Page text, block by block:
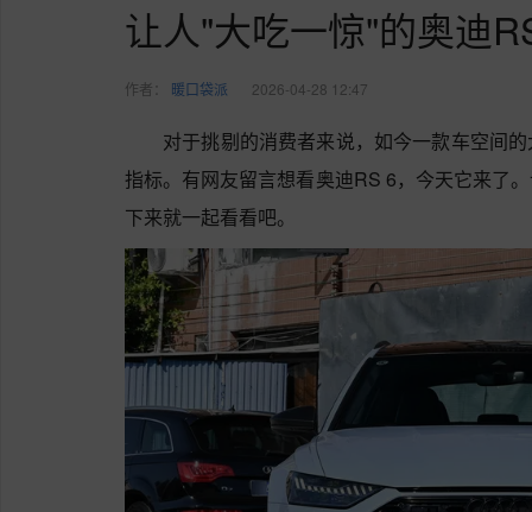
让人"大吃一惊"的奥迪
作者： 暖口袋派 2026-04-28 12:47
对于挑剔的消费者来说，如今一款车空间
指标。有网友留言想看奥迪RS 6，今天它来了
下来就一起看看吧。